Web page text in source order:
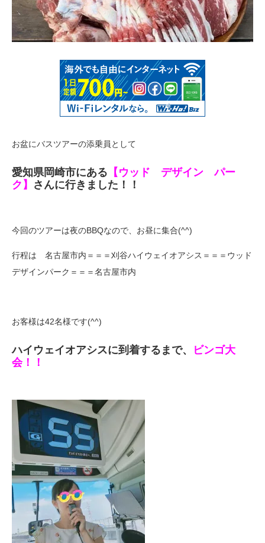
お盆にバスツアーの添乗員として
愛知県岡崎市にある 【ウッド デザイン パー
ク】 さんに行きました！！
今回のツアーは夜のBBQなので、お昼に集合(^^)
行程は 名古屋市内＝＝＝刈谷ハイウェイオアシス＝＝＝ウッド
デザインパーク＝＝＝名古屋市内
お客様は42名様です(^^)
ハイウェイオアシスに到着するまで、
ビンゴ大
会！！